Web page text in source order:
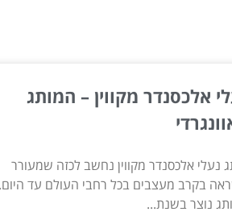
אלכסנדר מקווין – המותג
נעלי אלכסנדר מקווין נחשב לכזה שמעורר
בקרב מעצבים בכל רחבי העולם עד היום.
נוצר בשנת...